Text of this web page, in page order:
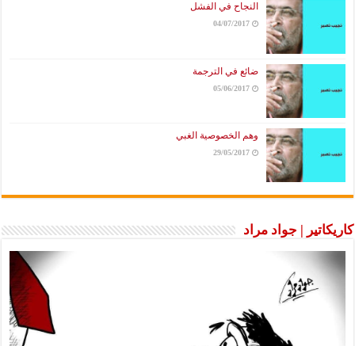
النجاح في الفشل
04/07/2017
ضائع في الترجمة
05/06/2017
وهم الخصوصية الغبي
29/05/2017
كاريكاتير | جواد مراد